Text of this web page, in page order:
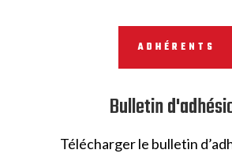
ADHÉRENTS
Bulletin
Télécharger le bulletin